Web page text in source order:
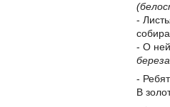
-
- О ней
-
В